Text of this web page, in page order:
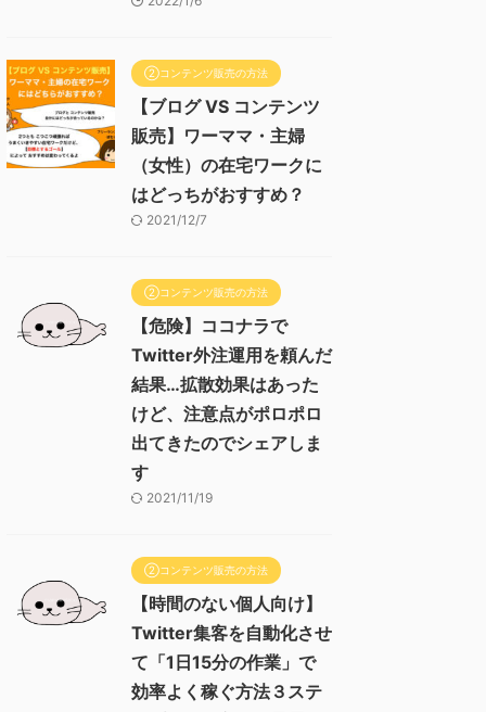
②コンテンツ販売の方法
【ブログ VS コンテンツ
販売】ワーママ・主婦
（女性）の在宅ワークに
はどっちがおすすめ？
2021/12/7
②コンテンツ販売の方法
【危険】ココナラで
Twitter外注運用を頼んだ
結果…拡散効果はあった
けど、注意点がポロポロ
出てきたのでシェアしま
す
2021/11/19
②コンテンツ販売の方法
【時間のない個人向け】
Twitter集客を自動化させ
て「1日15分の作業」で
効率よく稼ぐ方法３ステ